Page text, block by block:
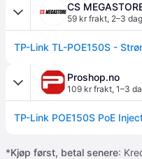
CS
59 kr frakt, 2–3
Proshop.no
109 kr frakt, 1–3
TP-Link POE150S PoE
*Kjøp først, betal senere: